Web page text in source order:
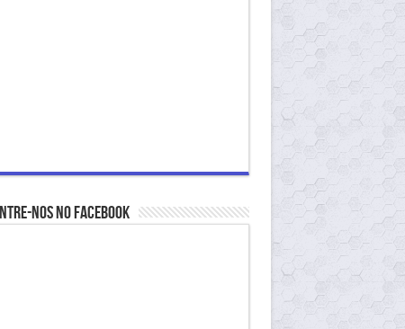
nos no Facebook